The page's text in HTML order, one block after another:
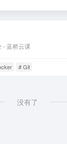
- 蓝桥云课
# Git
没有了